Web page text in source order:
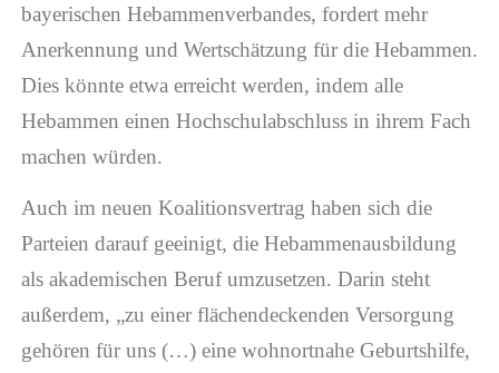
bayerischen Hebammenverbandes, fordert mehr
Anerkennung und Wertschätzung für die Hebammen.
Dies könnte etwa erreicht werden, indem alle
Hebammen einen Hochschulabschluss in ihrem Fach
machen würden.
Auch im neuen Koalitionsvertrag haben sich die
Parteien darauf geeinigt, die Hebammenausbildung
als akademischen Beruf umzusetzen. Darin steht
außerdem, „zu einer flächendeckenden Versorgung
gehören für uns (…) eine wohnortnahe Geburtshilfe,